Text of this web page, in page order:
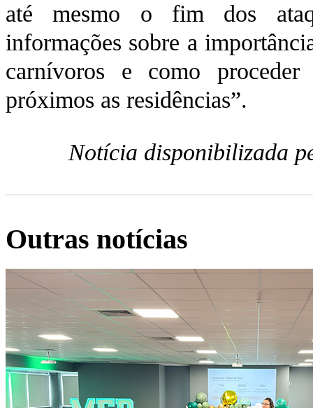
até mesmo o fim dos
informações sobre a
carnívoros e como
próximos as residências”.
Notícia disponibilizada
Outras notícias